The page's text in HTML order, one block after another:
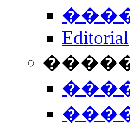
Editorial